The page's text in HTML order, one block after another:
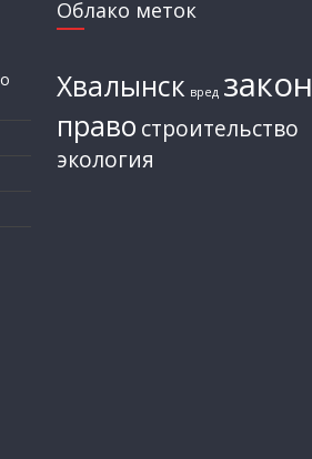
Облако меток
Хвалынск вред закон
право строительство
экология